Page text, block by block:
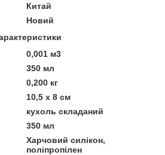
Китай
Новий
0,001 м3
350 мл
0,200 кг
10,5 x 8 см
кухоль складаний
350 мл
Харчовий силікон,
поліпропілен